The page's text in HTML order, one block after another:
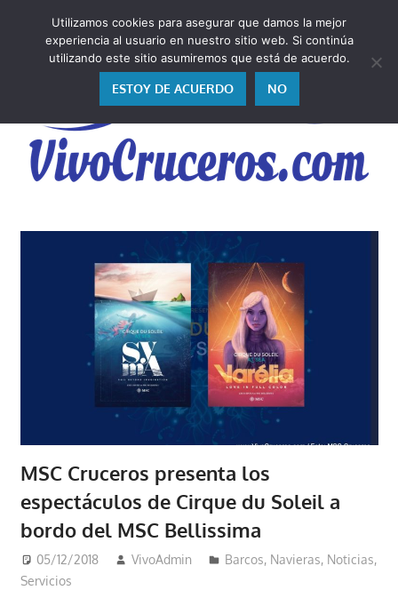
contenido
MSC Cruceros presenta los
espectáculos de Cirque du Soleil a
bordo del MSC Bellissima
05/12/2018 VivoAdmin Barcos, Navieras, Noticias,
Servicios
Utilizamos cookies para asegurar que damos la mejor
experiencia al usuario en nuestro sitio web. Si continúa
utilizando este sitio asumiremos que está de acuerdo.
ESTOY DE ACUERDO NO